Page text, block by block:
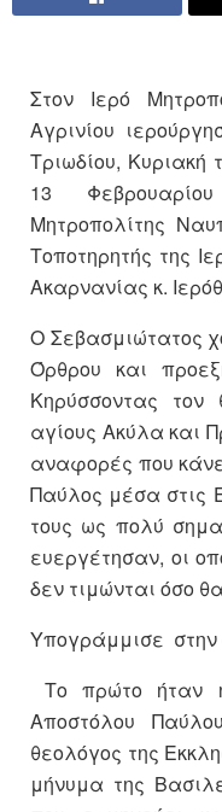
Στον Ιερό
Αγρινίου
Τριωδίου, Κυριακή
13
Μητροπολίτης
Τοποτηρητής της
Ακαρνανίας κ.
Ο Σεβασμιώτατος
Όρθρου και
Κηρύσσοντας
αγίους Ακύλα και
αναφορές που
Παύλος μέσα στις
τους ως πολύ
ευεργέτησαν, οι
δεν τιμώνται όσο
Υπογράμμισε στην
Το πρώτο ήταν
Αποστόλου
θεολόγος της
μήνυμα της